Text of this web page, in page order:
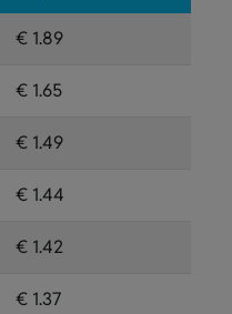
€ 1.89
€ 1.65
€ 1.49
€ 1.44
€ 1.42
€ 1.37